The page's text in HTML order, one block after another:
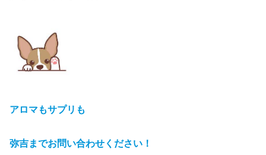
アロマもサプリも
弥吉までお問い合わせください！